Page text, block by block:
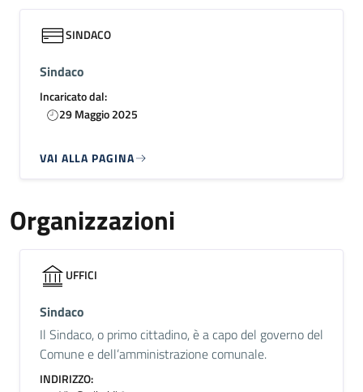
SINDACO
Sindaco
Incaricato dal:
29 Maggio 2025
VAI ALLA PAGINA
Organizzazioni
UFFICI
Sindaco
Il Sindaco, o primo cittadino, è a capo del governo del
Comune e dell’amministrazione comunale.
INDIRIZZO: